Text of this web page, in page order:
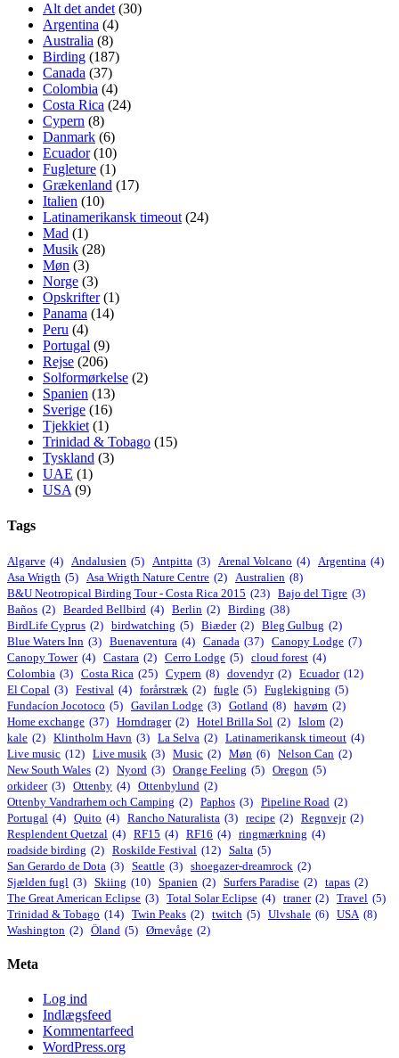
Alt det andet (30)
Argentina (4)
Australia (8)
Birding (187)
Canada (37)
Colombia (4)
Costa Rica (24)
Cypern (8)
Danmark (6)
Ecuador(10)
Fugleture (1)
Grækenland (17)
Italien (10)
Latinamerikansk timeout (24)
Mad (1)
Musik (28)
Møn (3)
Norge (3)
Opskrifter(1)
Panama (14)
Peru (4)
Portugal (9)
Rejse (206)
Solformørkelse (2)
Spanien (13)
Sverige (16)
Tjekkiet (1)
Trinidad & Tobago (15)
Tyskland (3)
UAE (1)
USA (9)
Tags
Algarve (4) Andalusien (5) Antpitta (3) Arenal Volcano (4) Argentina (4)
Asa Wrigth (5) Asa Wrigth Nature Centre (2) Australien (8)
B&U Neotropical Birding Tour - Costa Rica 2015 (23) Bajo del Tigre (3)
Baños (2) Bearded Bellbird (4) Berlin (2) Birding (38)
BirdLife Cyprus (2) birdwatching (5) Biæder (2) Bleg Gulbug (2)
Blue Waters Inn (3) Buenaventura (4) Canada (37) Canopy Lodge (7)
Canopy Tower (4) Castara (2) Cerro Lodge (5) cloud forest (4)
Colombia (3) Costa Rica (25) Cypern (8) dovendyr (2) Ecuador (12)
El Copal (3) Festival (4) forårstræk (2) fugle (5) Fuglekigning (5)
Fundacíon Jocotoco (5) Gavilan Lodge (3) Gotland (8) havørn (2)
Home exchange (37) Horndrager (2) Hotel Brilla Sol (2) Islom (2)
kale (2) Klintholm Havn (3) La Selva (2) Latinamerikansk timeout (4)
Live music (12) Live musik (3) Music (2) Møn (6) Nelson Can (2)
New South Wales (2) Nyord (3) Orange Feeling (5) Oregon (5)
orkideer (3) Ottenby (4) Ottenbylund (2)
Ottenby Vandrarhem och Camping (2) Paphos (3) Pipeline Road (2)
Portugal (4) Quito (4) Rancho Naturalista (3) recipe (2) Regnvejr (2)
Resplendent Quetzal (4) RF15 (4) RF16 (4) ringmærkning (4)
roadside birding (2) Roskilde Festival (12) Salta (5)
San Gerardo de Dota (3) Seattle (3) shoegazer-dreamrock (2)
Sjælden fugl (3) Skiing (10) Spanien (2) Surfers Paradise (2) tapas (2)
The Great American Eclipse (3) Total Solar Eclipse (4) traner (2) Travel (5)
Trinidad & Tobago (14) Twin Peaks (2) twitch (5) Ulvshale (6) USA (8)
Washington (2) Öland (5) Ørnevåge (2)
Meta
Log ind
Indlægsfeed
Kommentarfeed
WordPress.org